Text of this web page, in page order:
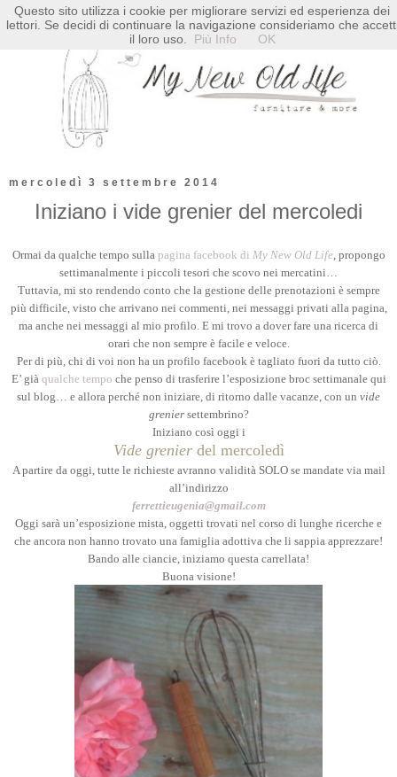
mercoledì 3 settembre 2014
Iniziano i vide grenier del mercoledi
Ormai da qualche tempo sulla pagina facebook di My New Old Life, propongo
settimanalmente i piccoli tesori che scovo nei mercatini…
Tuttavia, mi sto rendendo conto che la gestione delle prenotazioni è sempre
più difficile, visto che arrivano nei commenti, nei messaggi privati alla pagina,
ma anche nei messaggi al mio profilo. E mi trovo a dover fare una ricerca di
orari che non sempre è facile e veloce.
Per di più, chi di voi non ha un profilo facebook è tagliato fuori da tutto ciò.
E’ già qualche tempo che penso di trasferire l’esposizione broc settimanale qui
sul blog… e allora perché non iniziare, di ritorno dalle vacanze, con un vide
greniersettembrino?
Iniziano così oggi i
Vide grenierdel mercoledì
A partire da oggi, tutte le richieste avranno validità SOLO se mandate via mail
all’indirizzo
ferrettieugenia@gmail.com
Oggi sarà un’esposizione mista, oggetti trovati nel corso di lunghe ricerche e
che ancora non hanno trovato una famiglia adottiva che li sappia apprezzare!
Bando alle ciancie, iniziamo questa carrellata!
Buona visione!
Questo sito utilizza i cookie per migliorare servizi ed esperienza dei
lettori. Se decidi di continuare la navigazione consideriamo che
il loro uso.
Più Info OK